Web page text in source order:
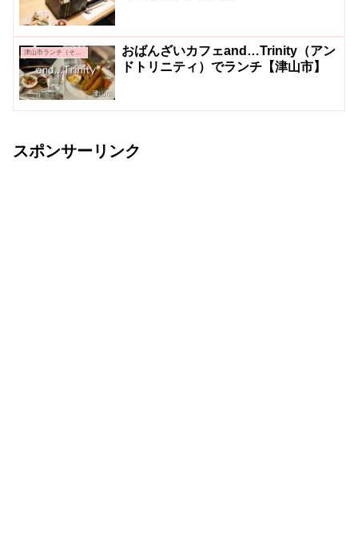
津山市ランチ（その他）
おばんざいカフェand…Trinity（アン
ドトリニティ）でランチ【津山市】
スポンサーリンク